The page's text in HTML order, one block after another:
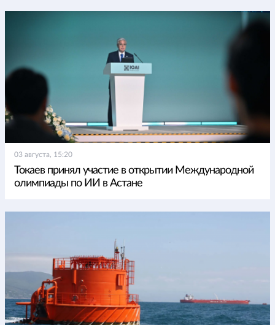
03 августа, 15:20
Токаев принял участие в открытии Международной
олимпиады по ИИ в Астане